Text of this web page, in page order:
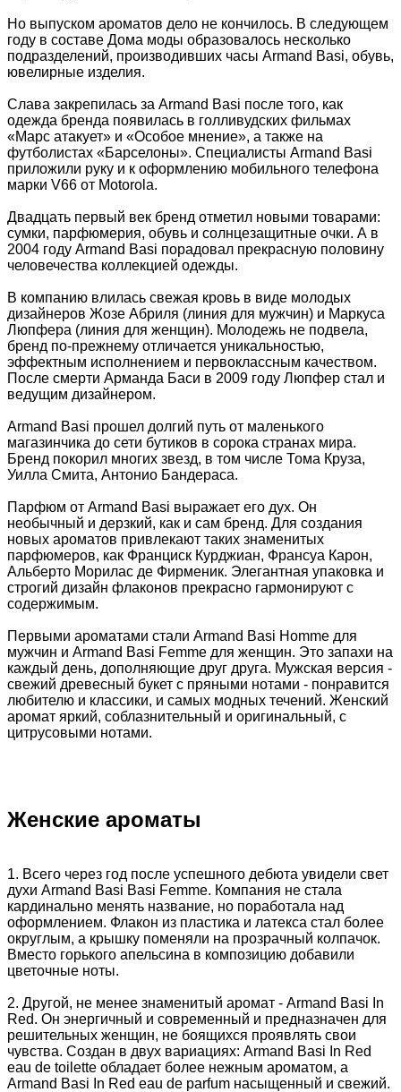
Но выпуском ароматов дело не кончилось. В следующем
году в составе Дома моды образовалось несколько
подразделений, производивших часы Armand Basi, обувь,
ювелирные изделия.
Слава закрепилась за Armand Basi после того, как
одежда бренда появилась в голливудских фильмах
«Марс атакует» и «Особое мнение», а также на
футболистах «Барселоны». Специалисты Armand Basi
приложили руку и к оформлению мобильного телефона
марки V66 от Motorola.
Двадцать первый век бренд отметил новыми товарами:
сумки, парфюмерия, обувь и солнцезащитные очки. А в
2004 году Armand Basi порадовал прекрасную половину
человечества коллекцией одежды.
В компанию влилась свежая кровь в виде молодых
дизайнеров Жозе Абриля (линия для мужчин) и Маркуса
Люпфера (линия для женщин). Молодежь не подвела,
бренд по-прежнему отличается уникальностью,
эффектным исполнением и первоклассным качеством.
После смерти Арманда Баси в 2009 году Люпфер стал и
ведущим дизайнером.
Armand Basi прошел долгий путь от маленького
магазинчика до сети бутиков в сорока странах мира.
Бренд покорил многих звезд, в том числе Тома Круза,
Уилла Смита, Антонио Бандераса.
Парфюм от Armand Basi выражает его дух. Он
необычный и дерзкий, как и сам бренд. Для создания
новых ароматов привлекают таких знаменитых
парфюмеров, как Франциск Курджиан, Франсуа Карон,
Альберто Морилас де Фирменик. Элегантная упаковка и
строгий дизайн флаконов прекрасно гармонируют с
содержимым.
Первыми ароматами стали Armand Basi Homme для
мужчин и Armand Basi Femme для женщин. Это запахи на
каждый день, дополняющие друг друга. Мужская версия -
свежий древесный букет с пряными нотами - понравится
любителю и классики, и самых модных течений. Женский
аромат яркий, соблазнительный и оригинальный, с
цитрусовыми нотами.
Женские ароматы
1. Всего через год после успешного дебюта увидели свет
духи Armand Basi Basi Femme. Компания не стала
кардинально менять название, но поработала над
оформлением. Флакон из пластика и латекса стал более
округлым, а крышку поменяли на прозрачный колпачок.
Вместо горького апельсина в композицию добавили
цветочные ноты.
2. Другой, не менее знаменитый аромат - Armand Basi In
Red. Он энергичный и современный и предназначен для
решительных женщин, не боящихся проявлять свои
чувства. Создан в двух вариациях: Armand Basi In Red
eau de toilette обладает более нежным ароматом, а
Armand Basi In Red eau de parfum насыщенный и свежий.